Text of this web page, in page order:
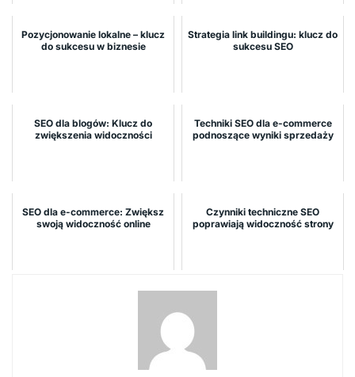
Pozycjonowanie lokalne – klucz
do sukcesu w biznesie
Strategia link buildingu: klucz do
sukcesu SEO
SEO dla blogów: Klucz do
zwiększenia widoczności
Techniki SEO dla e-commerce
podnoszące wyniki sprzedaży
SEO dla e-commerce: Zwiększ
swoją widoczność online
Czynniki techniczne SEO
poprawiają widoczność strony